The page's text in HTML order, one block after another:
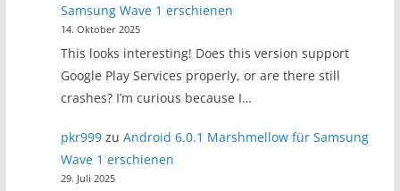
Samsung Wave 1 erschienen
14. Oktober 2025
This looks interesting! Does this version support
Google Play Services properly, or are there still
crashes? I’m curious because I…
pkr999 zuAndroid 6.0.1 Marshmellow für Samsung
Wave 1 erschienen
29. Juli 2025